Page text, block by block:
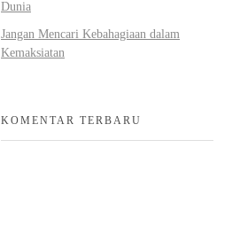
Dunia
Jangan Mencari Kebahagiaan dalam
Kemaksiatan
KOMENTAR TERBARU